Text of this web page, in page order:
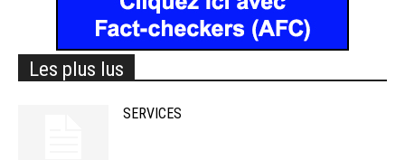
Les plus lus
SERVICES